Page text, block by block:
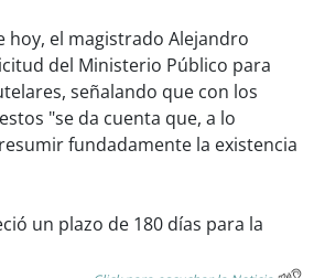
hoy, el magistrado Alejandro
del Ministerio Público para
señalando que con los
"se da cuenta que, a lo
fundadamente la existencia
un plazo de 180 días para la